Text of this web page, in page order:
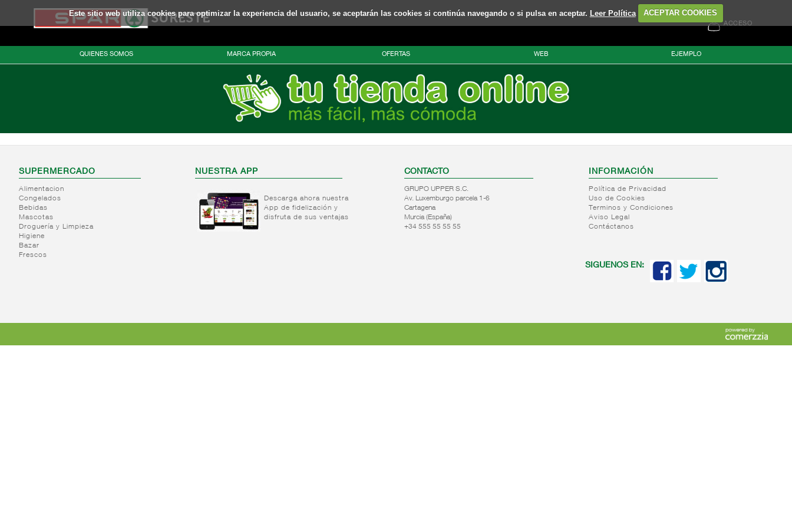
Este sitio web utiliza cookies para optimizar la experiencia del usuario, se aceptarán las cookies si continúa navegando o si pulsa en aceptar. Leer Política ACEPTAR COOKIES
ACCESO
QUIENES SOMOS MARCA PROPIA OFERTAS WEB EJEMPLO
SUPERMERCADO
Alimentacion
Congelados
Bebidas
Mascotas
Droguería y Limpieza
Higiene
Bazar
Frescos
NUESTRA APP
Descarga ahora nuestra
App de fidelización y
disfruta de sus ventajas
CONTACTO
GRUPO UPPER S.C.
Av. Luxemburgo parcela 1-6
Cartagena
Murcia (España)
+34 555 55 55 55
INFORMACIÓN
Política de Privacidad
Uso de Cookies
Terminos y Condiciones
Aviso Legal
Contáctanos
SIGUENOS EN: